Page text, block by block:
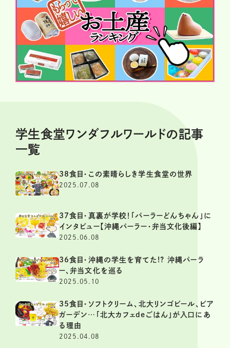
学生食堂ワンダフルワールドの記事
一覧
38食目・この素晴らしき学生食堂の世界
2025.07.08
37食目・真裏が学校！「パーラーどんちゃん」に
インタビュー【沖縄パーラー・弁当文化後編】
2025.06.08
36食目・沖縄の学生を育てた!? 沖縄パーラ
ー、弁当文化を巡る
2025.05.10
35食目・ソフトクリーム、北大リンゴビール、ビア
ガーデン…「北大カフェdeごはん」が入口にあ
る理由
2025.04.08